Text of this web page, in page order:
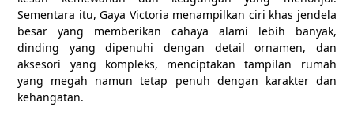
Sementara itu, Gaya Victoria menampilkan ciri khas jendela
besar yang memberikan cahaya alami lebih banyak,
dinding yang dipenuhi dengan detail ornamen, dan
aksesori yang kompleks, menciptakan tampilan rumah
yang megah namun tetap penuh dengan karakter dan
kehangatan.